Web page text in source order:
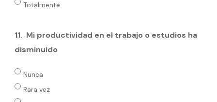
Totalmente
11. Mi productividad en el trabajo o estudios ha
disminuido
Nunca
Rara vez